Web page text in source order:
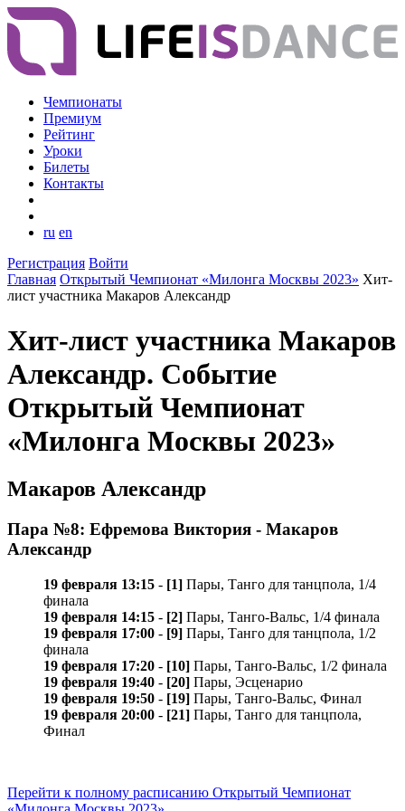
Чемпионаты
Премиум
Рейтинг
Уроки
Билеты
Контакты
ru en
Регистрация Войти
Главная Открытый Чемпионат «Милонга Москвы 2023» Хит-
лист участника Макаров Александр
Хит-лист участника Макаров
Александр. Событие
Открытый Чемпионат
«Милонга Москвы 2023»
Макаров Александр
Пара №8: Ефремова Виктория - Макаров
Александр
19 февраля 13:15 - [1] Пары, Танго для танцпола, 1/4
финала
19 февраля 14:15 - [2] Пары, Танго-Вальс, 1/4 финала
19 февраля 17:00 - [9] Пары, Танго для танцпола, 1/2
финала
19 февраля 17:20 - [10] Пары, Танго-Вальс, 1/2 финала
19 февраля 19:40 - [20] Пары, Эсценарио
19 февраля 19:50 - [19] Пары, Танго-Вальс, Финал
19 февраля 20:00 - [21] Пары, Танго для танцпола,
Финал
Перейти к полному расписанию Открытый Чемпионат